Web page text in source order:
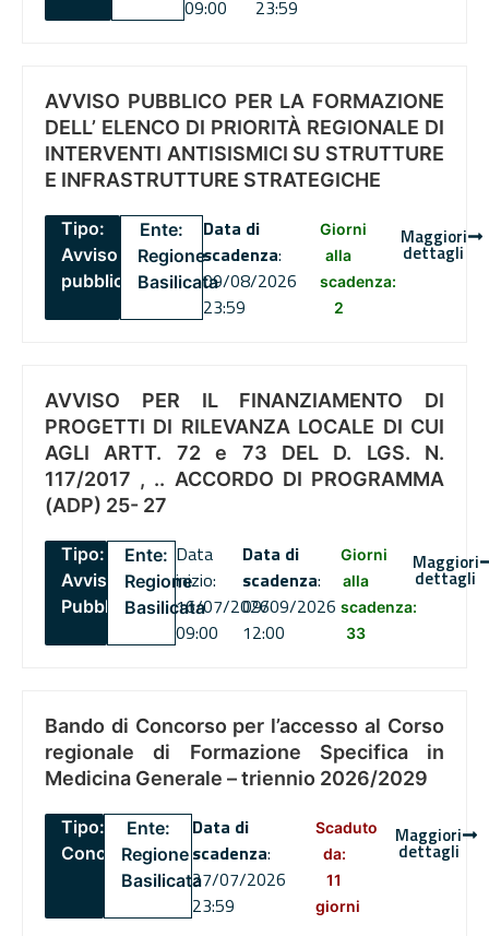
09:00 23:59
AVVISO PUBBLICO PER LA FORMAZIONE
DELL’ ELENCO DI PRIORITÀ REGIONALE DI
INTERVENTI ANTISISMICI SU STRUTTURE
E INFRASTRUTTURE STRATEGICHE
Tipo:
Avviso
pubblico
Ente:
Regione
Basilicata
Data di
scadenza:
09/08/2026
23:59
Giorni
alla
scadenza:
2
Maggiori
dettagli
AVVISO PER IL FINANZIAMENTO DI
PROGETTI DI RILEVANZA LOCALE DI CUI
AGLI ARTT. 72 e 73 DEL D. LGS. N.
117/2017 , .. ACCORDO DI PROGRAMMA
(ADP) 25- 27
Tipo:
Avviso
Pubblico
Ente:
Regione
Basilicata
Data
inizio:
16/07/2026
09:00
Data di
scadenza:
09/09/2026
12:00
Giorni
alla
scadenza:
33
Maggiori
dettagli
Bando di Concorso per l’accesso al Corso
regionale di Formazione Specifica in
Medicina Generale – triennio 2026/2029
Tipo:
Concorsi
Ente:
Regione
Basilicata
Data di
scadenza:
27/07/2026
23:59
Scaduto
da:
11
giorni
Maggiori
dettagli